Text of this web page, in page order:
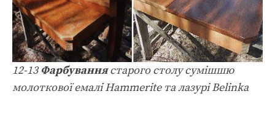
12-13Фарбуваннястарого столу сумішшю
молоткової емалі Hammerite та лазурі Belinka